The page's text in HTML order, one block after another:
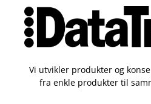
Vi utvikler produkter og
fra enkle produkter til